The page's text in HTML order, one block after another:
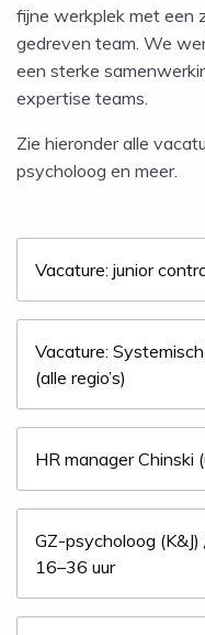
fijne werkplek met een
gedreven team. We
een sterke
expertise teams.
Zie hieronder alle
psycholoog en meer.
Vacature: junior
Vacature:
(alle regio’s)
HR manager Chinski
GZ-psycholoog
16–36 uur